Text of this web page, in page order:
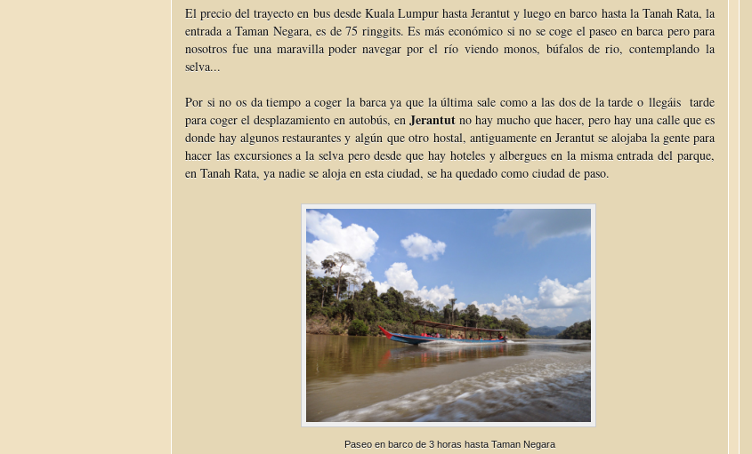
El precio del trayecto en bus desde Kuala Lumpur hasta Jerantut y luego en barco hasta la Tanah Rata, la
entrada a Taman Negara, es de 75 ringgits. Es más económico si no se coge el paseo en barca pero para
nosotros fue una maravilla poder navegar por el río viendo monos, búfalos de rio, contemplando la
selva...
Por si no os da tiempo a coger la barca ya que la última sale como a las dos de la tarde o llegáis tarde
para coger el desplazamiento en autobús, en Jerantut no hay mucho que hacer, pero hay una calle que es
donde hay algunos restaurantes y algún que otro hostal, antiguamente en Jerantut se alojaba la gente para
hacer las excursiones a la selva pero desde que hay hoteles y albergues en la misma entrada del parque,
en Tanah Rata, ya nadie se aloja en esta ciudad, se ha quedado como ciudad de paso.
Paseo en barco de 3 horas hasta Taman Negara